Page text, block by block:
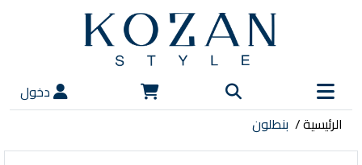
دخول
الرئيسية
بنطلون